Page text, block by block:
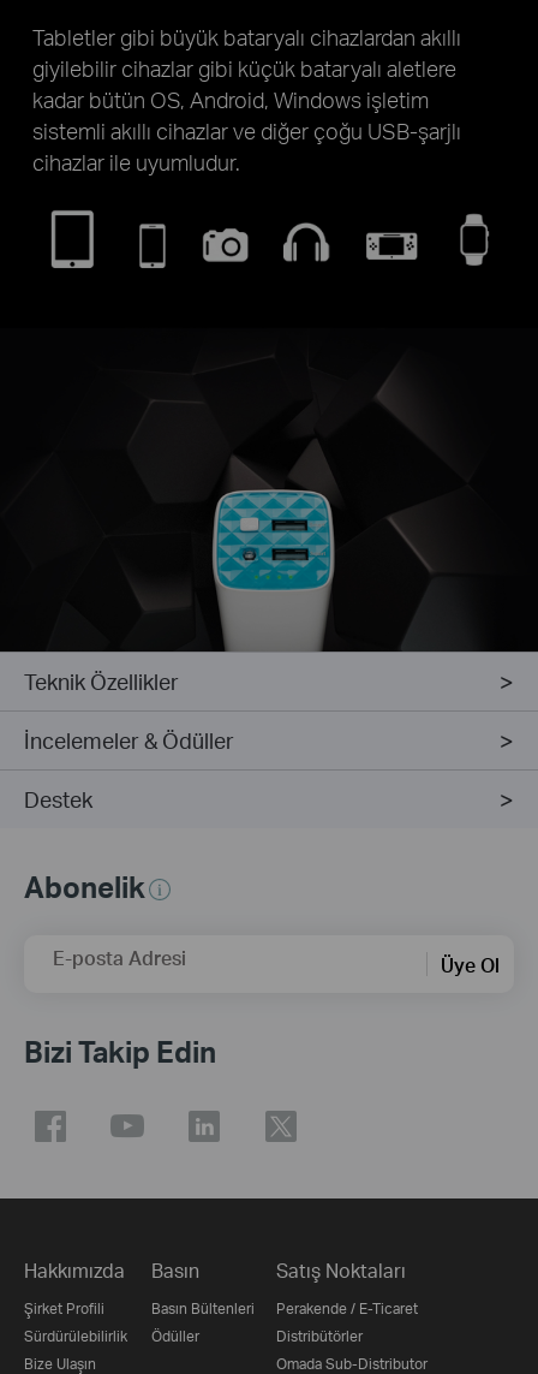
Tabletler gibi büyük bataryalı cihazlardan akıllı
giyilebilir cihazlar gibi küçük bataryalı aletlere
kadar bütün OS, Android, Windows işletim
sistemli akıllı cihazlar ve diğer çoğu USB-şarjlı
cihazlar ile uyumludur.
Teknik Özellikler
İncelemeler & Ödüller
Destek
Abonelik
E-posta Adresi Üye Ol
Bizi Takip Edin
Hakkımızda
Şirket Profili
Sürdürülebilirlik
Bize Ulaşın
Basın
Basın Bültenleri
Ödüller
Satış Noktaları
Perakende / E-Ticaret
Distribütörler
Omada Sub-Distributor